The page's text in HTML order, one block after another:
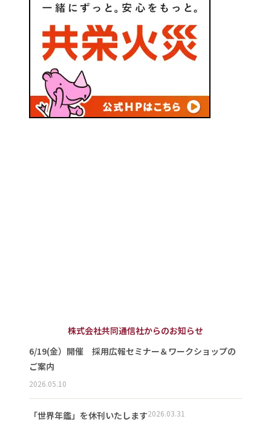
株式会社共同通信社からのお知らせ
6/19(金）開催 採用広報セミナー＆ワークショップの
ご案内
2026.05.10
「世界年鑑」を休刊いたします2026.03.31